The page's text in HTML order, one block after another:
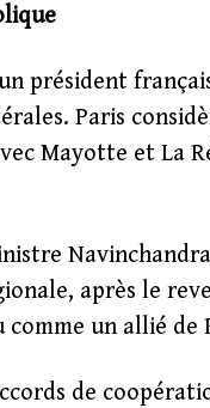
président
Paris
Mayotte et La
après le
un allié de
de